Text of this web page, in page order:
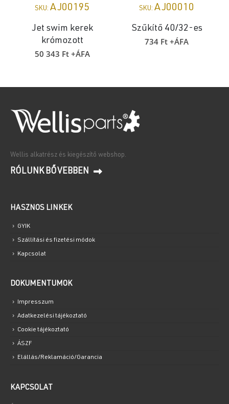
SKU: AJ00195
Jet swim kerek
krómozott
50 343 Ft +ÁFA
SKU: AJ00010
Szűkítő 40/32-es
734 Ft +ÁFA
Wellis alkatrész és kiegészítő webshop.
RÓLUNK BŐVEBBEN
HASZNOS LINKEK
GYIK
Szállítási és fizetési módok
Kapcsolat
DOKUMENTUMOK
Impresszum
Adatkezelési tájékoztató
Cookie tájékoztató
ÁSZF
Elállás/Reklamáció/Garancia
KAPCSOLAT